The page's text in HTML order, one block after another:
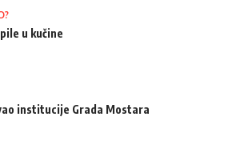
u kučine
institucije Grada Mostara